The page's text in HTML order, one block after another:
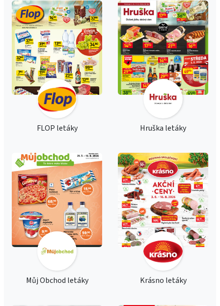
FLOP letáky Hruška letáky
Můj Obchod letáky Krásno letáky